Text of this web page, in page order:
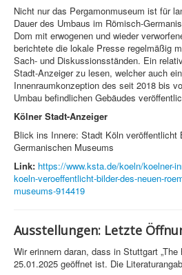
Nicht nur das Pergamonmuseum ist für
Dauer des Umbaus im Römisch-
Dom mit erwogenen und wieder
berichtete die lokale Presse regelmäßig
Sach- und Diskussionsständen. Ein
Stadt-Anzeiger zu lesen, welcher auch
Innenraumkonzeption des seit 2018 bis
Umbau befindlichen Gebäudes
Kölner Stadt-Anzeiger
Blick ins Innere: Stadt Köln veröffentlicht
Germanischen Museums
Link: https://www.ksta.de/koeln/koelner-
koeln-veroeffentlicht-bilder-des-neuen-
museums-914419
Ausstellungen: Letzte
Wir erinnern daran, dass in Stuttgart
25.01.2025 geöffnet ist. Die